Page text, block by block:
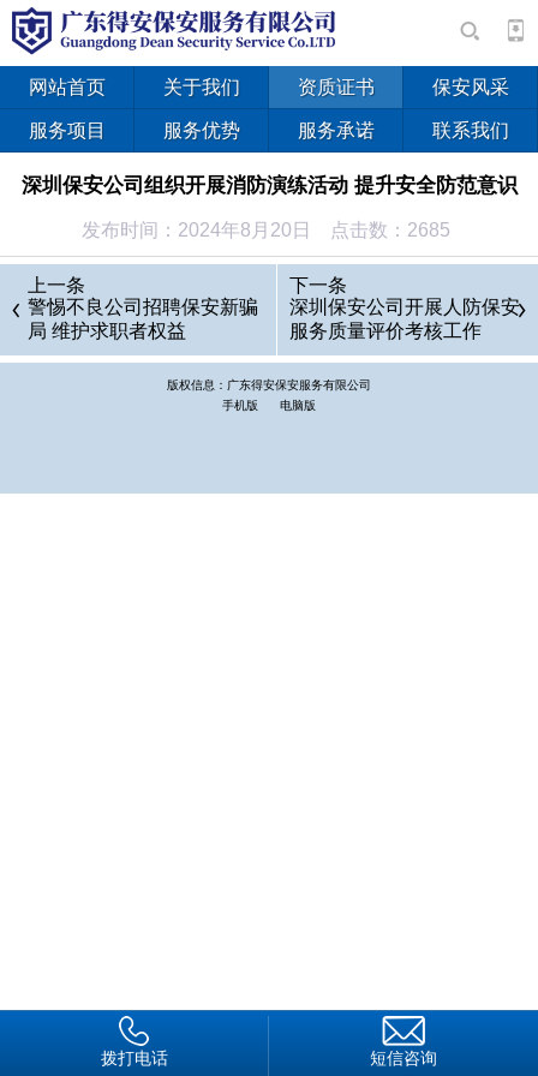
网站首页 关于我们 资质证书 保安风采
服务项目 服务优势 服务承诺 联系我们
深圳保安公司组织开展消防演练活动 提升安全防范意识
发布时间：2024年8月20日 点击数：2685
上一条
警惕不良公司招聘保安新骗
局 维护求职者权益
下一条
深圳保安公司开展人防保安
服务质量评价考核工作
版权信息：广东得安保安服务有限公司
手机版
电脑版
拨打电话 短信咨询